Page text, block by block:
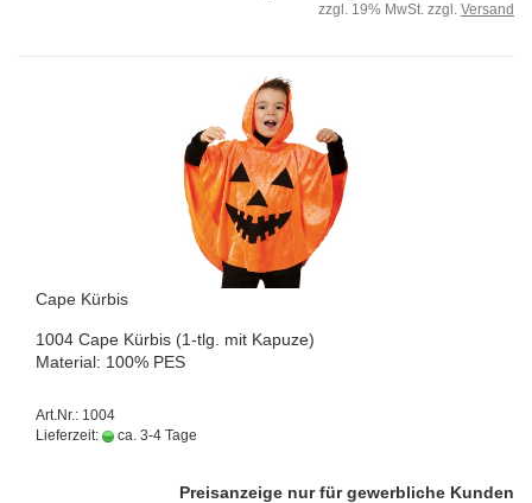
zzgl. 19% MwSt. zzgl. Versand
Cape Kür­bis
1004 Cape Kür­bis (1-tlg. mit Ka­pu­ze)
Ma­te­ri­al: 100% PES
Art.Nr.: 1004
Lieferzeit:
ca. 3-4 Tage
Preisanzeige nur für gewerbliche Kunden